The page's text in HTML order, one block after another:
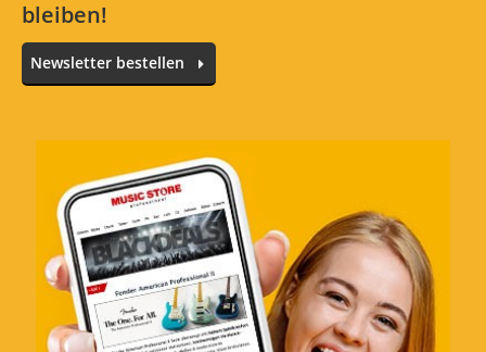
Alle Sprachen
Gewohnt gute Meinl Qualität
Bewertung von:Markus
7.11.20
Klingt nicht so aufdringlich laut, passt sehr
gut.
bleiben!
Newsletter bestellen